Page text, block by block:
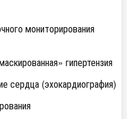
мониторирования
гипертензия
сердца (эхокардиография)